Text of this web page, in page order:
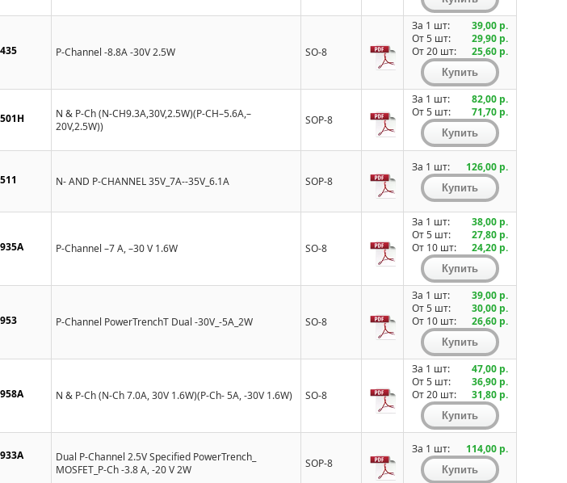
P-Channel -8.8A -30V 2.5W SO-8
За 1 шт:
39,00 р.
От 5 шт:
29,90 р.
От 20 шт:
25,60 р.
N & P-Ch (N-CH9.3A,30V,2.5W)(P-CH–5.6A,–
20V,2.5W))
SOP-8
За 1 шт:
82,00 р.
От 5 шт:
71,70 р.
N- AND P-CHANNEL 35V_7A--35V_6.1A SOP-8
За 1 шт: 126,00 р.
P-Channel –7 A, –30 V 1.6W SO-8
За 1 шт:
38,00 р.
От 5 шт:
27,80 р.
От 10 шт:
24,20 р.
P-Channel PowerTrenchТ Dual -30V_-5A_2W SO-8
За 1 шт:
39,00 р.
От 5 шт:
30,00 р.
От 10 шт:
26,60 р.
N & P-Ch (N-Ch 7.0A, 30V 1.6W)(P-Ch- 5A, -30V 1.6W) SO-8
За 1 шт:
47,00 р.
От 5 шт:
36,90 р.
От 20 шт:
31,80 р.
Dual P-Channel 2.5V Specified PowerTrench_
MOSFET_P-Ch -3.8 A, -20 V 2W
SOP-8
За 1 шт: 114,00 р.